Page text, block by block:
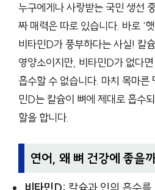
누구에게나 사랑받는 국민 생선
짜 매력은 따로 있습니다. 바로 ‘
비타민D가 풍부하다는 사실! 칼
영양소이지만, 비타민D가 없다
흡수할 수 없습니다. 마치 목마른
민D는 칼슘이 뼈에 제대로 흡수
할을 합니다.
연어, 왜 뼈 건강에 좋을